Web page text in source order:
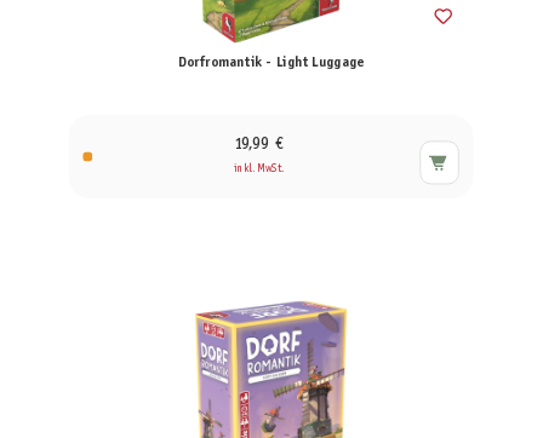
Dorfromantik - Light Luggage
19,99 €
inkl. MwSt.